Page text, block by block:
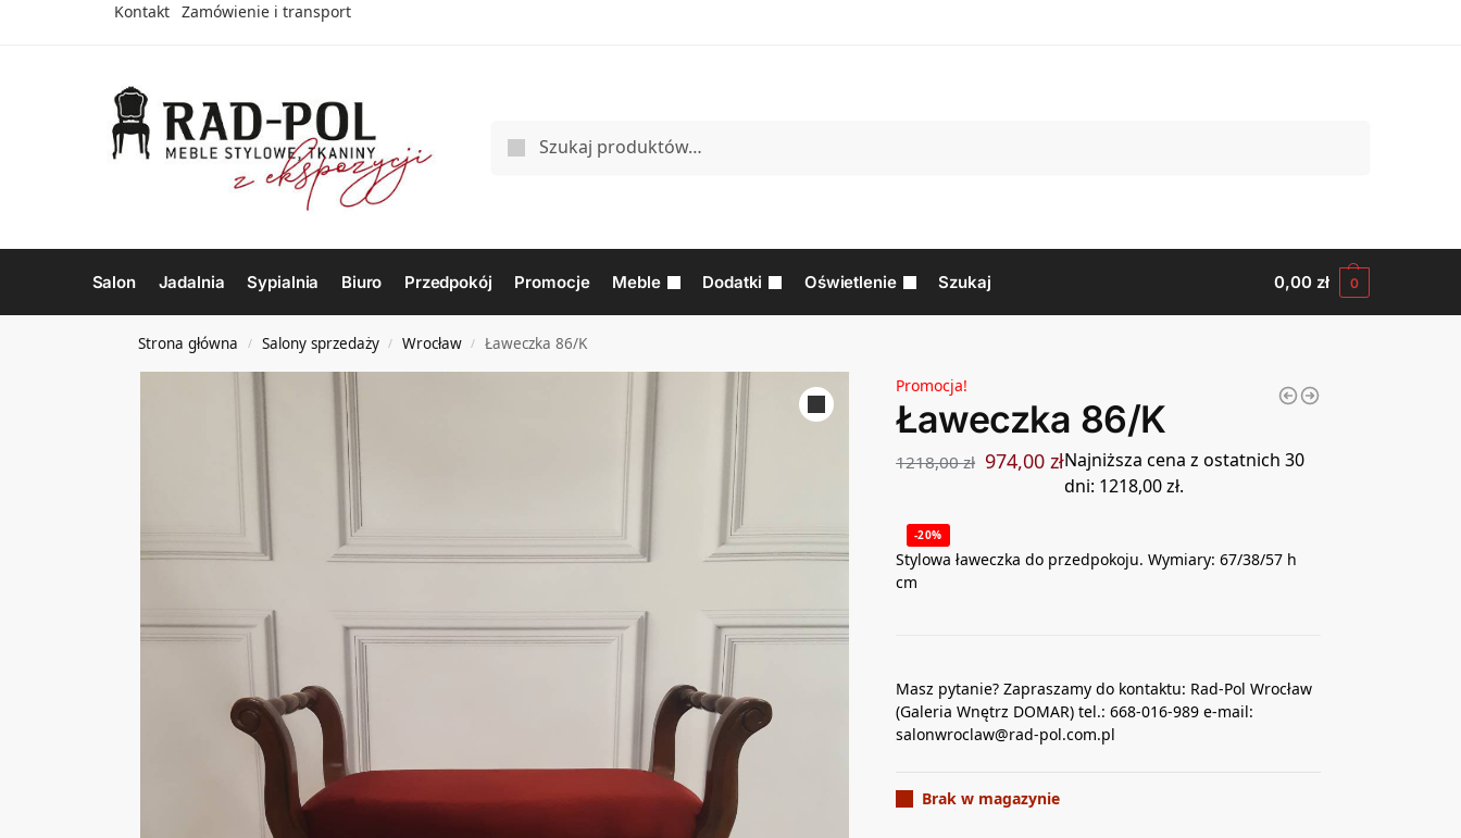
Kontakt Zamówienie i transport
Salon Jadalnia Sypialnia Biuro Przedpokój Promocje Meble Dodatki Oświetlenie Szukaj 0,00 zł 0
Strona główna / Salony sprzedaży / Wrocław / Ławeczka 86/K
Promocja!
Ławeczka 86/K
1218,00zł 974,00złNajniższa cena z ostatnich 30
dni: 1218,00zł.
-20%
Stylowa ławeczka do przedpokoju. Wymiary: 67/38/57 h
cm
Masz pytanie? Zapraszamy do kontaktu: Rad-Pol Wrocław
(Galeria Wnętrz DOMAR) tel.: 668-016-989 e-mail:
salonwroclaw@rad-pol.com.pl
Brak w magazynie